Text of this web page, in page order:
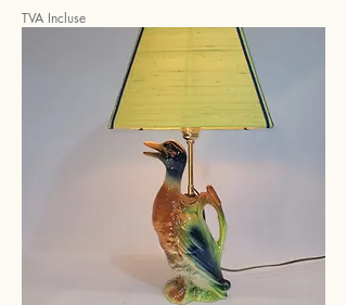
TVA Incluse